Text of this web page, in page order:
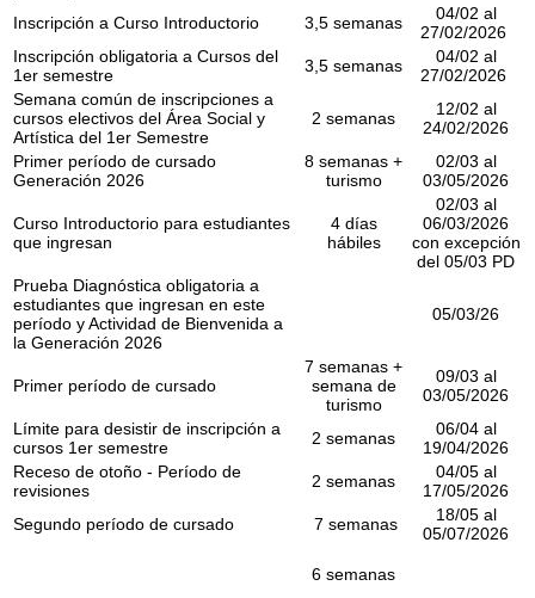
Inscripción a Curso Introductorio
3,5 semanas
04/02 al
27/02/2026
Inscripción obligatoria a Cursos del
1er semestre
3,5 semanas
04/02 al
27/02/2026
Semana común de inscripciones a
cursos electivos del Área Social y
Artística del 1er Semestre
2 semanas
12/02 al
24/02/2026
Primer período de cursado
Generación 2026
8 semanas +
turismo
02/03 al
03/05/2026
Curso Introductorio para estudiantes
que ingresan
4 días
hábiles
02/03 al
06/03/2026
con excepción
del 05/03 PD
Prueba Diagnóstica obligatoria a
estudiantes que ingresan en este
período y Actividad de Bienvenida a
la Generación 2026
05/03/26
Primer período de cursado
7 semanas +
semana de
turismo
09/03 al
03/05/2026
Límite para desistir de inscripción a
cursos 1er semestre
2 semanas
06/04 al
19/04/2026
Receso de otoño - Período de
revisiones
2 semanas
04/05 al
17/05/2026
Segundo período de cursado
7 semanas
18/05 al
05/07/2026
6 semanas